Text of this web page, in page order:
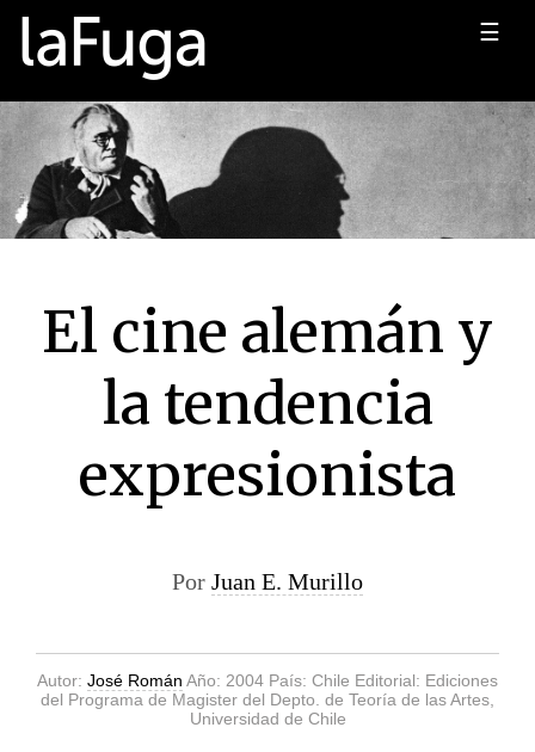
☰
El cine alemán y
la tendencia
expresionista
Por Juan E. Murillo
Autor: José Román Año: 2004 País: Chile Editorial: Ediciones
del Programa de Magister del Depto. de Teoría de las Artes,
Universidad de Chile